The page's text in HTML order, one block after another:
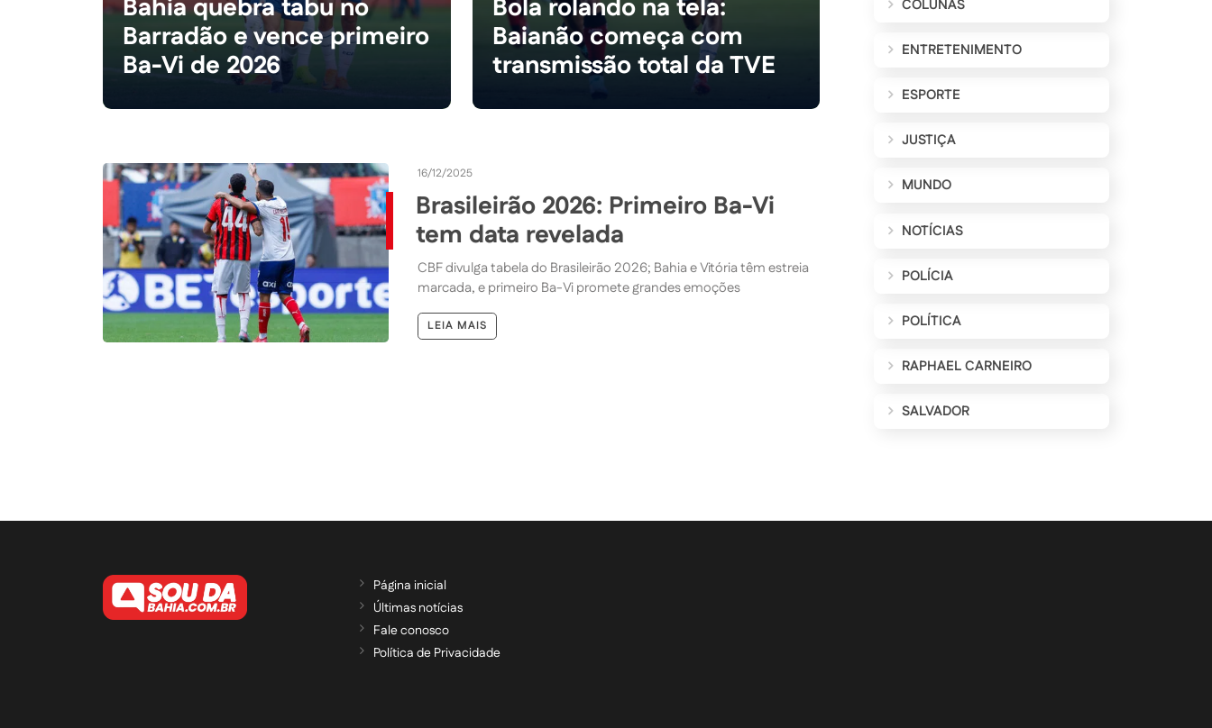
Bahia quebra tabu no
Barradão e vence primeiro
Ba-Vi de 2026
Bola rolando na tela:
Baianão começa com
transmissão total da TVE
16/12/2025
Brasileirão 2026: Primeiro Ba-Vi
tem data revelada
CBF divulga tabela do Brasileirão 2026; Bahia e Vitória têm estreia
marcada, e primeiro Ba-Vi promete grandes emoções
LEIA MAIS
COLUNAS
ENTRETENIMENTO
ESPORTE
JUSTIÇA
MUNDO
NOTÍCIAS
POLÍCIA
POLÍTICA
RAPHAEL CARNEIRO
SALVADOR
Página inicial
Últimas notícias
Fale conosco
Política de Privacidade